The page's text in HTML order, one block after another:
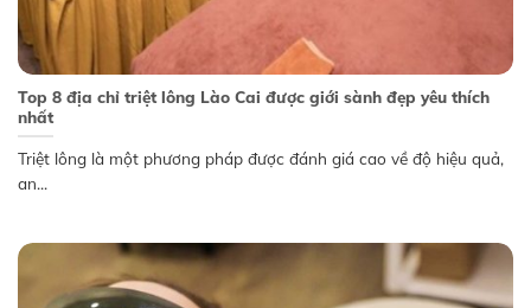
Top 8 địa chỉ triệt lông Lào Cai được giới sành đẹp yêu thích
nhất
Triệt lông là một phương pháp được đánh giá cao về độ hiệu quả,
an...